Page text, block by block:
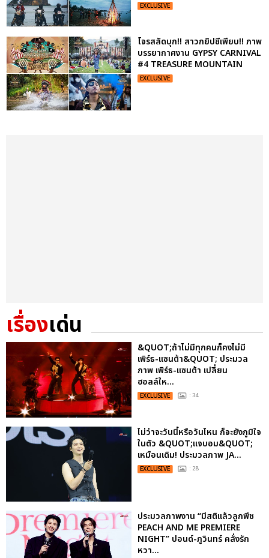
EXCLUSIVE
โจรสลัดบุก!! สาวกยิปซีเพียบ!! ภาพ
บรรยากาศงาน GYPSY CARNIVAL
#4 TREASURE MOUNTAIN
EXCLUSIVE
เรื่องเด่น
&QUOT;ถ้าไม่มีทุกคนก็คงไม่มี
เพิร์ธ-แซนต้า&QUOT; ประมวล
ภาพ เพิร์ธ-แซนต้า เปลี่ยน
ฮอลล์ให...
EXCLUSIVE : 34
ไม่ว่าจะวันนี้หรือวันไหน ก็จะยังภูมิใจ
ในตัว &QUOT;แจบอม&QUOT;
เหมือนเดิม! ประมวลภาพ JA...
EXCLUSIVE : 28
ประมวลภาพงาน “มีสติแล้วลูกพีช
PEACH AND ME PREMIERE
NIGHT” ปอนด์-ภูวินทร์ คลั่งรัก
หวา...